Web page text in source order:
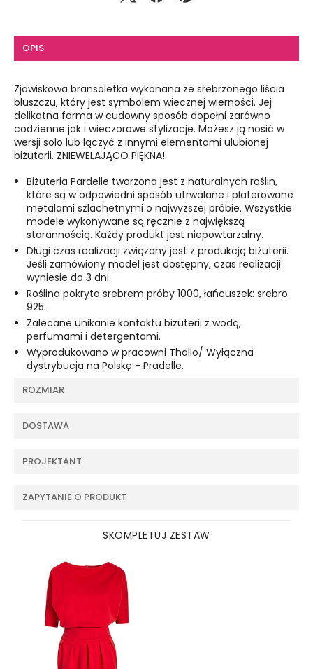
OPIS
Zjawiskowa bransoletka wykonana ze srebrzonego liścia
bluszczu, który jest symbolem wiecznej wierności. Jej
delikatna forma w cudowny sposób dopełni zarówno
codzienne jak i wieczorowe stylizacje. Możesz ją nosić w
wersji solo lub łączyć z innymi elementami ulubionej
biżuterii. ZNIEWELAJĄCO PIĘKNA!
Biżuteria Pardelle tworzona jest z naturalnych roślin,
które są w odpowiedni sposób utrwalane i platerowane
metalami szlachetnymi o najwyższej próbie. Wszystkie
modele wykonywane są ręcznie z największą
starannością. Każdy produkt jest niepowtarzalny.
Długi czas realizacji związany jest z produkcją biżuterii.
Jeśli zamówiony model jest dostępny, czas realizacji
wyniesie do 3 dni.
Roślina pokryta srebrem próby 1000, łańcuszek: srebro
925.
Zalecane unikanie kontaktu biżuterii z wodą,
perfumami i detergentami.
Wyprodukowano w pracowni Thallo/ Wyłączna
dystrybucja na Polskę - Pradelle.
ROZMIAR
DOSTAWA
PROJEKTANT
ZAPYTANIE O PRODUKT
SKOMPLETUJ ZESTAW